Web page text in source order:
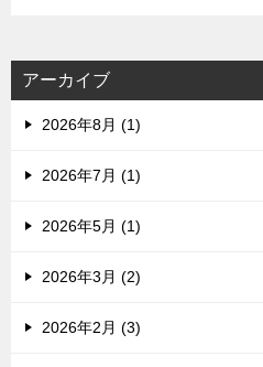
アーカイブ
2026年8月 (1)
2026年7月 (1)
2026年5月 (1)
2026年3月 (2)
2026年2月 (3)